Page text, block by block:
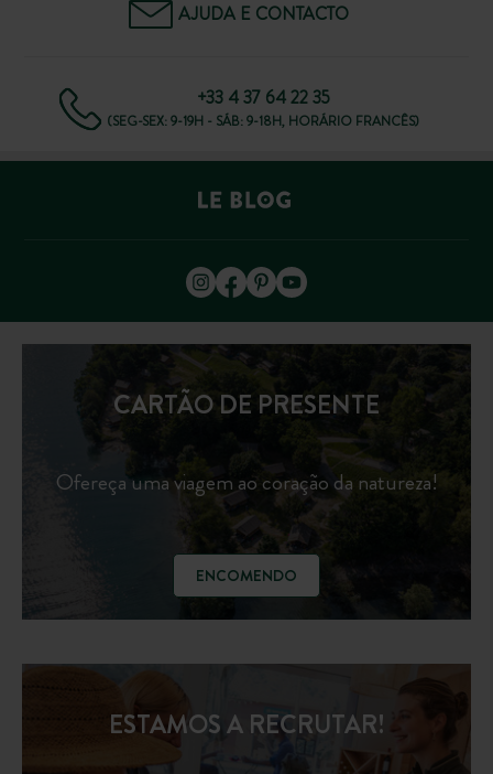
AJUDA E CONTACTO
+33 4 37 64 22 35
(SEG-SEX: 9-19H - SÁB: 9-18H, HORÁRIO FRANCÊS)
CARTÃO DE PRESENTE
Ofereça uma viagem ao coração da natureza!
ENCOMENDO
ESTAMOS A RECRUTAR!